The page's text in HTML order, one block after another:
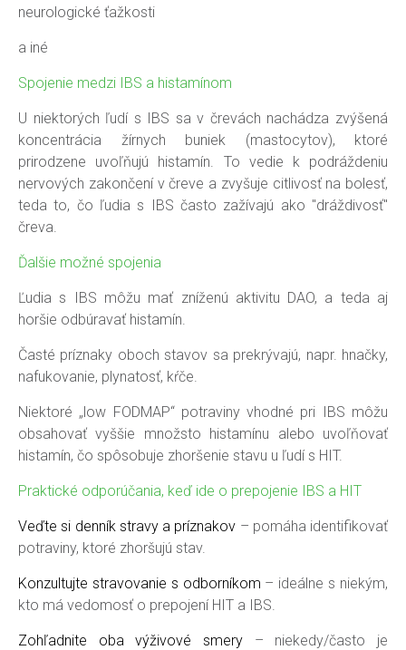
neurologické ťažkosti
a iné
Spojenie medzi IBS a histamínom
U niektorých ľudí s IBS sa v črevách nachádza zvýšená
koncentrácia žírnych buniek (mastocytov), ktoré
prirodzene uvoľňujú histamín. To vedie k podráždeniu
nervových zakončení v čreve a zvyšuje citlivosť na bolesť,
teda to, čo ľudia s IBS často zažívajú ako "dráždivosť"
čreva.
Ďalšie možné spojenia
Ľudia s IBS môžu mať zníženú aktivitu DAO, a teda aj
horšie odbúravať histamín.
Časté príznaky oboch stavov sa prekrývajú, napr. hnačky,
nafukovanie, plynatosť, kŕče.
Niektoré „low FODMAP“ potraviny vhodné pri IBS môžu
obsahovať vyššie množsto histamínu alebo uvoľňovať
histamín, čo spôsobuje zhoršenie stavu u ľudí s HIT.
Praktické odporúčania, keď ide o prepojenie IBS a HIT
Veďte si denník stravy a príznakov – pomáha identifikovať
potraviny, ktoré zhoršujú stav.
Konzultujte stravovanie s odborníkom – ideálne s niekým,
kto má vedomosť o prepojení HIT a IBS.
Zohľadnite oba výživové smery – niekedy/často je